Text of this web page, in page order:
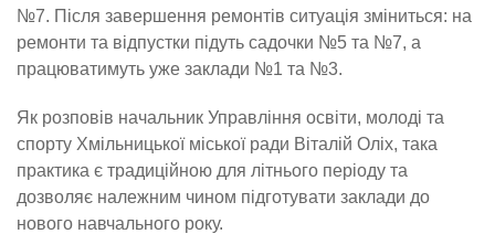
№7. Після завершення ремонтів ситуація зміниться: на
ремонти та відпустки підуть садочки №5 та №7, а
працюватимуть уже заклади №1 та №3.
Як розповів начальник Управління освіти, молоді та
спорту Хмільницької міської ради Віталій Оліх, така
практика є традиційною для літнього періоду та
дозволяє належним чином підготувати заклади до
нового навчального року.